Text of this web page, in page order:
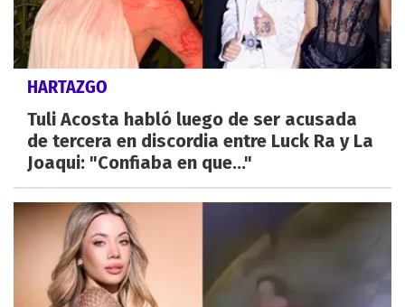
HARTAZGO
Tuli Acosta habló luego de ser acusada
de tercera en discordia entre Luck Ra y La
Joaqui: "Confiaba en que..."